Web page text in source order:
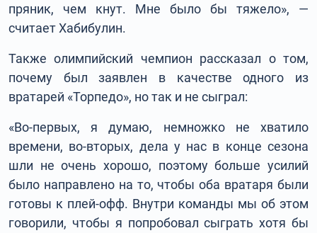
пряник, чем кнут. Мне было бы тяжело», —
считает Хабибулин.
Также олимпийский чемпион рассказал о том,
почему был заявлен в качестве одного из
вратарей «Торпедо», но так и не сыграл:
«Во-первых, я думаю, немножко не хватило
времени, во-вторых, дела у нас в конце сезона
шли не очень хорошо, поэтому больше усилий
было направлено на то, чтобы оба вратаря были
готовы к плей-офф. Внутри команды мы об этом
говорили, чтобы я попробовал сыграть хотя бы